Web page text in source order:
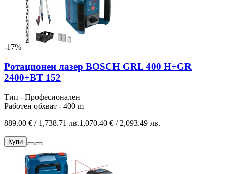
-17%
Ротационен лазер BOSCH GRL 400 H+GR
2400+BT 152
Тип - Професионален
Работен обхват - 400 m
889.00 € / 1,738.71 лв.1,070.40 € / 2,093.49 лв.
Купи